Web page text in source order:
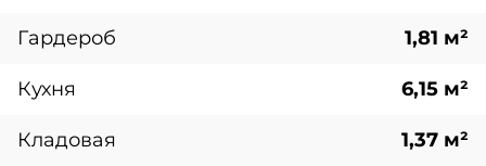
Гардероб 1,81 м²
Кухня 6,15 м²
Кладовая 1,37 м²